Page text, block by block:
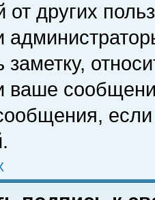
от других
заметку,
ваше